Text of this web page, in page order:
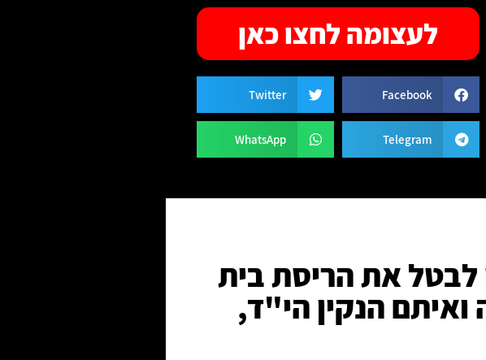
לעצומה לחצו כאן
Facebook
Twitter
Telegram
WhatsApp
לבטל את הריסת בית
הנקין הי"ד,